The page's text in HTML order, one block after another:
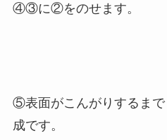
④③に②をのせます。
⑤表面がこんがりするま
成です。